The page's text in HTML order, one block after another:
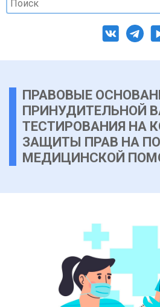
ПРАВОВЫЕ
ПРИНУДИТЕЛЬНОЙ
ТЕСТИРОВАНИЯ НА
ЗАЩИТЫ ПРАВ НА
МЕДИЦИНСКОЙ